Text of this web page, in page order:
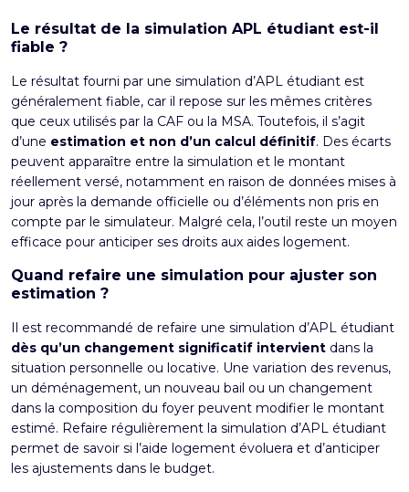
Le résultat de la simulation APL étudiant est-il
fiable ?
Le résultat fourni par une simulation d’APL étudiant est
généralement fiable, car il repose sur les mêmes critères
que ceux utilisés par la CAF ou la MSA. Toutefois, il s’agit
d’une estimation et non d’un calcul définitif. Des écarts
peuvent apparaître entre la simulation et le montant
réellement versé, notamment en raison de données mises à
jour après la demande officielle ou d’éléments non pris en
compte par le simulateur. Malgré cela, l’outil reste un moyen
efficace pour anticiper ses droits aux aides logement.
Quand refaire une simulation pour ajuster son
estimation ?
Il est recommandé de refaire une simulation d’APL étudiant
dès qu’un changement significatif intervient dans la
situation personnelle ou locative. Une variation des revenus,
un déménagement, un nouveau bail ou un changement
dans la composition du foyer peuvent modifier le montant
estimé. Refaire régulièrement la simulation d’APL étudiant
permet de savoir si l’aide logement évoluera et d’anticiper
les ajustements dans le budget.